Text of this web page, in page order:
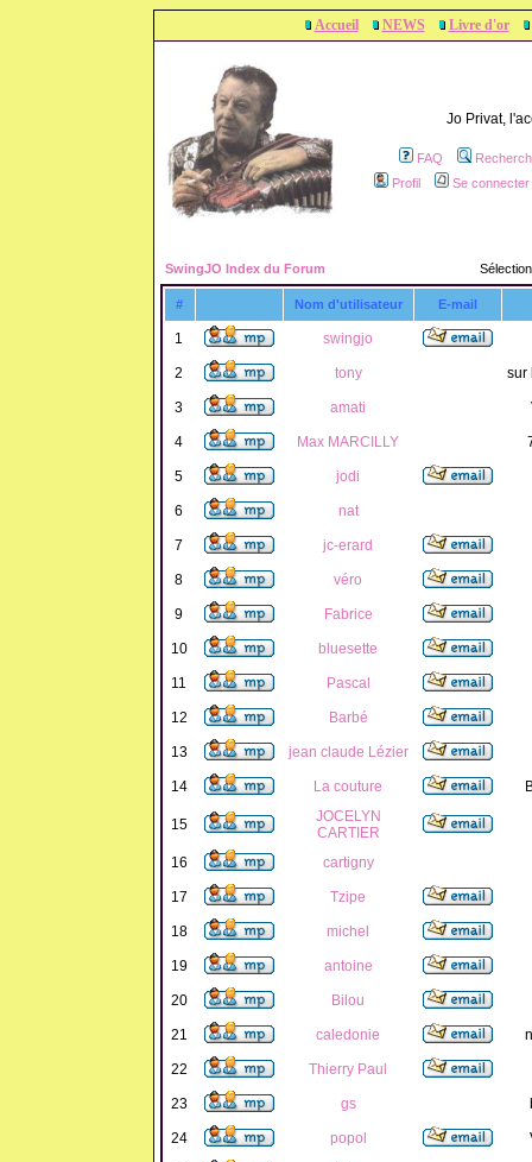
Accueil NEWS Livre d'or
Jo Privat,
FAQ
Profil
Se
SwingJO Index du Forum
# Nom d'utilisateur E-mail
1 swingjo
2 tony sur
3 amati
4 Max MARCILLY
5 jodi
6 nat
7 jc-erard
8 véro
9 Fabrice
10 bluesette
11 Pascal
12 Barbé
13 jean claude Lézier
14 La couture
15
JOCELYN
CARTIER
16
cartigny
17 Tzipe
18 michel
19 antoine
20 Bilou
21 caledonie
22 Thierry Paul
23 gs
24 popol